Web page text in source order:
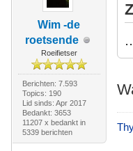
Wim -de
roetsende
Roeifietser
Berichten: 7.593
Topics: 190
Lid sinds: Apr 2017
Bedankt: 3653
11207 x bedankt in
5339 berichten